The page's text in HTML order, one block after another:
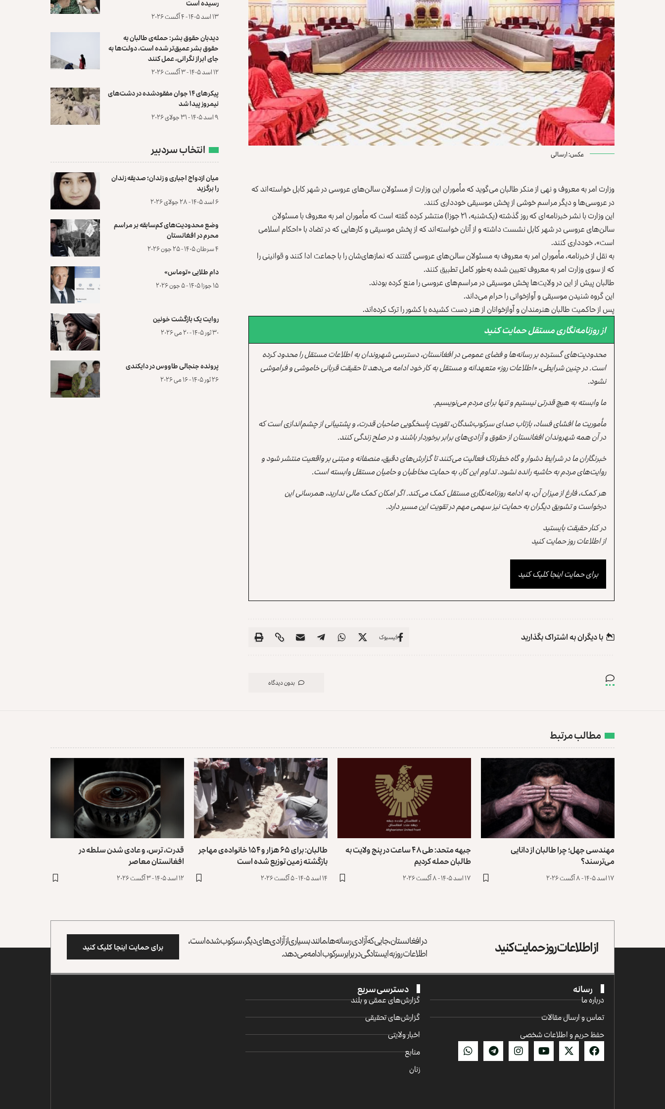
عکس: ارسالی
وزارت امر به معروف و نهی از منکر طالبان می‌گوید که مأموران این وزارت از مسئولان سالن‌های عروسی در شهر کابل خواسته‌اند که
در عروسی‌ها و دیگر مراسم خوشی از پخش موسیقی خودداری کنند.
این وزارت با نشر خبرنامه‌ای که روز گذشته (یک‌شنبه، ۲۱ جوزا) منتشر کرده گفته است که مأموران امر به معروف با مسئولان
سالن‌های عروسی در شهر کابل نشست داشته و از آنان خواسته‌اند که از پخش موسیقی و کارهایی که در تضاد با «احکام اسلامی
است»، خودداری کنند.
به نقل از خبرنامه، مأموران امر به معروف به مسئولان سالن‌های عروسی گفتند که نمازهای‌شان را با جماعت ادا کنند و قوانینی را
که از سوی وزارت امر به معروف تعیین شده به‌طور کامل تطبیق کنند.
طالبان پیش از این در ولایت‌ها پخش موسیقی در مراسم‌های عروسی را منع کرده بودند.
این گروه شنیدن موسیقی و آوازخوانی را حرام می‌داند.
پس از حاکمیت طالبان هنرمندان و آوازخوانان از هنر دست کشیده یا کشور را ترک کرده‌اند.
از روزنامه‌نگاری مستقل حمایت کنید
محدودیت‌های گسترده بر رسانه‌ها و فضای عمومی در افغانستان، دسترسی شهروندان به اطلاعات مستقل را محدود کرده
است. در چنین شرایطی، «اطلاعات روز» متعهدانه و مستقل به کار خود ادامه می‌دهد تا حقیقت قربانی خاموشی و فراموشی
نشود.
ما وابسته به هیچ قدرتی نیستیم و تنها برای مردم می‌نویسیم.
مأموریت ما افشای فساد، بازتاب صدای سرکوب‌شدگان، تقویت پاسخگویی صاحبان قدرت، و پشتیبانی از چشم‌اندازی است که
در آن همه شهروندان افغانستان از حقوق و آزادی‌های برابر برخوردار باشند و در صلح زندگی کنند.
خبرنگاران ما در شرایط دشوار و گاه خطرناک فعالیت می‌کنند تا گزارش‌های دقیق، منصفانه و مبتنی بر واقعیت منتشر شود و
روایت‌های مردم به حاشیه رانده نشود. تداوم این کار، به حمایت مخاطبان و حامیان مستقل وابسته است.
هر کمک، فارغ از میزان آن، به ادامه روزنامه‌نگاری مستقل کمک می‌کند. اگر امکان کمک مالی ندارید، همرسانی این
درخواست و تشویق دیگران به حمایت نیز سهمی مهم در تقویت این مسیر دارد.
در کنار حقیقت بایستید
از اطلاعات روز حمایت کنید
برای حمایت اینجا کلیک کنید
با دیگران به‌‌ اشتراک بگذارید فیسبوک
بدون دیدگاه
رسیده است
۱۳ اسد ۱۴۰۵ - ۴ آگست ۲۰۲۶
دیدبان حقوق بشر: حمله‌ی طالبان به
حقوق بشر عمیق‌تر شده است، دولت‌ها به
جای ابراز نگرانی، عمل کنند
۱۲ اسد ۱۴۰۵ - ۳ آگست ۲۰۲۶
پیکرهای ۱۴ جوان مفقودشده در دشت‌های
نیمروز پیدا شد
۹ اسد ۱۴۰۵ - ۳۱ جولای ۲۰۲۶
انتخاب سردبیر
میان ازدواج اجباری و زندان؛ صدیقه زندان
را برگزید
۶ اسد ۱۴۰۵ - ۲۸ جولای ۲۰۲۶
وضع محدودیت‌های کم‌سابقه بر مراسم
محرم در افغانستان
۴ سرطان ۱۴۰۵ - ۲۵ جون ۲۰۲۶
دام طلایی «توماس»
۱۵ جوزا ۱۴۰۵ - ۵ جون ۲۰۲۶
روایت یک بازگشت خونین
۳۰ ثور ۱۴۰۵ - ۲۰ می ۲۰۲۶
پرونده‌ جنجالی طاووس در دایکندی
۲۶ ثور ۱۴۰۵ - ۱۶ می ۲۰۲۶
مطالب مرتبط
مهندسی جهل؛ چرا طالبان از دانایی
می‌ترسند؟
۱۷ اسد ۱۴۰۵ - ۸ آگست ۲۰۲۶
جبهه متحد: طی ۴۸ ساعت در پنج ولایت به
طالبان حمله کردیم
۱۷ اسد ۱۴۰۵ - ۸ آگست ۲۰۲۶
طالبان: برای ۶۵ هزار و ۱۵۴ خانواده‌ی مهاجر
بازگشته زمین توزیع ‏شده است
۱۴ اسد ۱۴۰۵ - ۵ آگست ۲۰۲۶
قدرت، ترس، و عادی ‌شدن سلطه در
افغانستان معاصر
۱۲ اسد ۱۴۰۵ - ۳ آگست ۲۰۲۶
از اطلاعات روز حمایت کنید در افغانستان، جایی که آزادی رسانه‌ها، مانند بسیاری از آزادی‌های دیگر، سرکوب شده است،
اطلاعات روز به ایستادگی در برابر سرکوب ادامه می‌دهد. برای حمایت اینجا کلیک کنید
رسانه
درباره ما
تماس و ارسال مقالات
حفظ حریم و اطلاعات شخصی
دسترسی سریع
گزارش‌‌های عمقی و بلند
گزارش‌های تحقیقی
اخبار ولایتی
منابع
زنان